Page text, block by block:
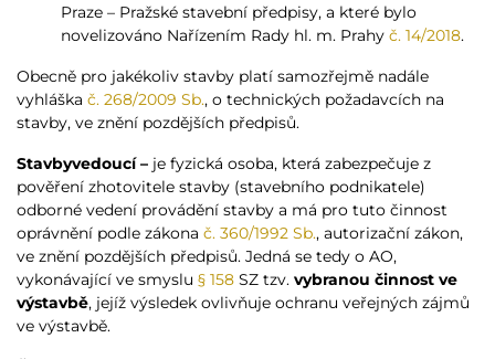
Praze – Pražské stavební předpisy, a které bylo
novelizováno Nařízením Rady hl. m. Prahy č. 14/2018.
Obecně pro jakékoliv stavby platí samozřejmě nadále
vyhláška č. 268/2009 Sb., o technických požadavcích na
stavby, ve znění pozdějších předpisů.
Stavbyvedoucí – je fyzická osoba, která zabezpečuje z
pověření zhotovitele stavby (stavebního podnikatele)
odborné vedení provádění stavby a má pro tuto činnost
oprávnění podle zákona č. 360/1992 Sb., autorizační zákon,
ve znění pozdějších předpisů. Jedná se tedy o AO,
vykonávající ve smyslu § 158 SZ tzv. vybranou činnost ve
výstavbě, jejíž výsledek ovlivňuje ochranu veřejných zájmů
ve výstavbě.